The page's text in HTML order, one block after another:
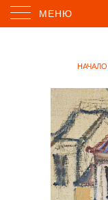
МЕНЮ
НАЧАЛО